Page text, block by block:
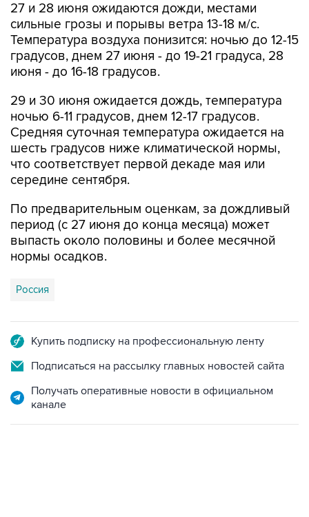
27 и 28 июня ожидаются дожди, местами
сильные грозы и порывы ветра 13-18 м/с.
Температура воздуха понизится: ночью до 12-15
градусов, днем 27 июня - до 19-21 градуса, 28
июня - до 16-18 градусов.
29 и 30 июня ожидается дождь, температура
ночью 6-11 градусов, днем 12-17 градусов.
Средняя суточная температура ожидается на
шесть градусов ниже климатической нормы,
что соответствует первой декаде мая или
середине сентября.
По предварительным оценкам, за дождливый
период (с 27 июня до конца месяца) может
выпасть около половины и более месячной
нормы осадков.
Россия
Купить подписку на профессиональную ленту
Подписаться на рассылку главных новостей сайта
Получать оперативные новости в официальном
канале